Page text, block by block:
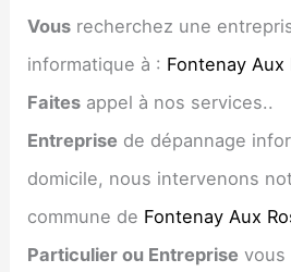
Vous recherchez une
informatique à : Fontenay Aux
Faites appel à nos services..
Entreprise de dépannage
domicile, nous intervenons
commune de Fontenay Aux
Particulier ou Entreprise vous